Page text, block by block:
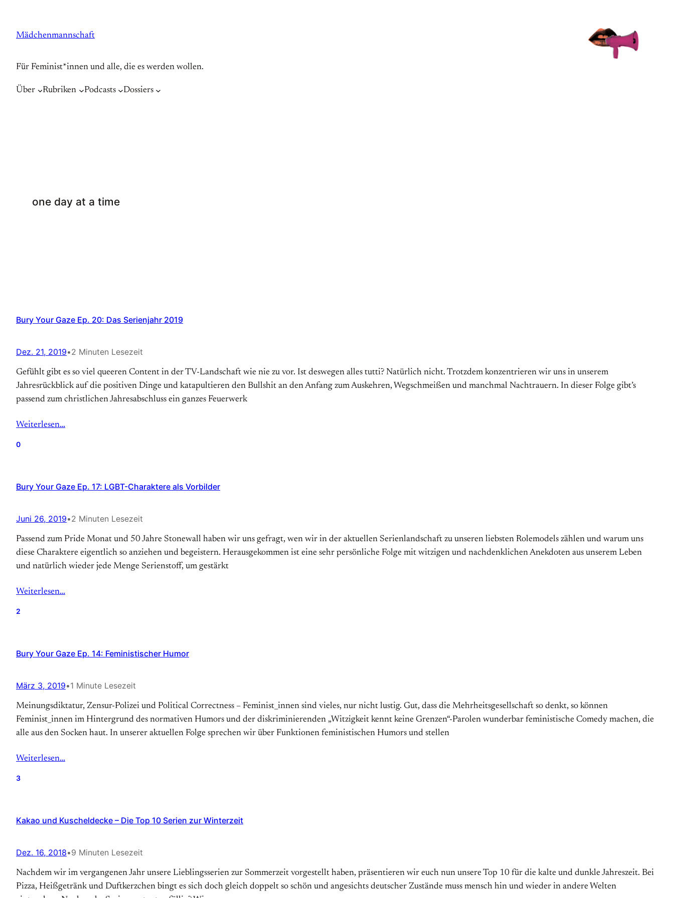
springen
Mädchenmannschaft
Für Feminist*innen und alle, die es werden wollen.
Über Rubriken Podcasts Dossiers
one day at a time
Bury Your Gaze Ep. 20: Das Serienjahr 2019
Dez. 21, 2019•2 Minuten Lesezeit
Gefühlt gibt es so viel queeren Content in der TV-Landschaft wie nie zu vor. Ist deswegen alles tutti? Natürlich nicht. Trotzdem konzentrieren wir uns in unserem
Jahresrückblick auf die positiven Dinge und katapultieren den Bullshit an den Anfang zum Auskehren, Wegschmeißen und manchmal Nachtrauern. In dieser Folge gibt’s
passend zum christlichen Jahresabschluss ein ganzes Feuerwerk
Weiterlesen…
0
Bury Your Gaze Ep. 17: LGBT-Charaktere als Vorbilder
Juni 26, 2019•2 Minuten Lesezeit
Passend zum Pride Monat und 50 Jahre Stonewall haben wir uns gefragt, wen wir in der aktuellen Serienlandschaft zu unseren liebsten Rolemodels zählen und warum uns
diese Charaktere eigentlich so anziehen und begeistern. Herausgekommen ist eine sehr persönliche Folge mit witzigen und nachdenklichen Anekdoten aus unserem Leben
und natürlich wieder jede Menge Serienstoff, um gestärkt
Weiterlesen…
2
Bury Your Gaze Ep. 14: Feministischer Humor
März 3, 2019•1 Minute Lesezeit
Meinungsdiktatur, Zensur-Polizei und Political Correctness – Feminist_innen sind vieles, nur nicht lustig. Gut, dass die Mehrheitsgesellschaft so denkt, so können
Feminist_innen im Hintergrund des normativen Humors und der diskriminierenden „Witzigkeit kennt keine Grenzen“-Parolen wunderbar feministische Comedy machen, die
alle aus den Socken haut. In unserer aktuellen Folge sprechen wir über Funktionen feministischen Humors und stellen
Weiterlesen…
3
Kakao und Kuscheldecke – Die Top 10 Serien zur Winterzeit
Dez. 16, 2018•9 Minuten Lesezeit
Nachdem wir im vergangenen Jahr unsere Lieblingsserien zur Sommerzeit vorgestellt haben, präsentieren wir euch nun unsere Top 10 für die kalte und dunkle Jahreszeit. Bei
Pizza, Heißgetränk und Duftkerzchen bingt es sich doch gleich doppelt so schön und angesichts deutscher Zustände muss mensch hin und wieder in andere Welten